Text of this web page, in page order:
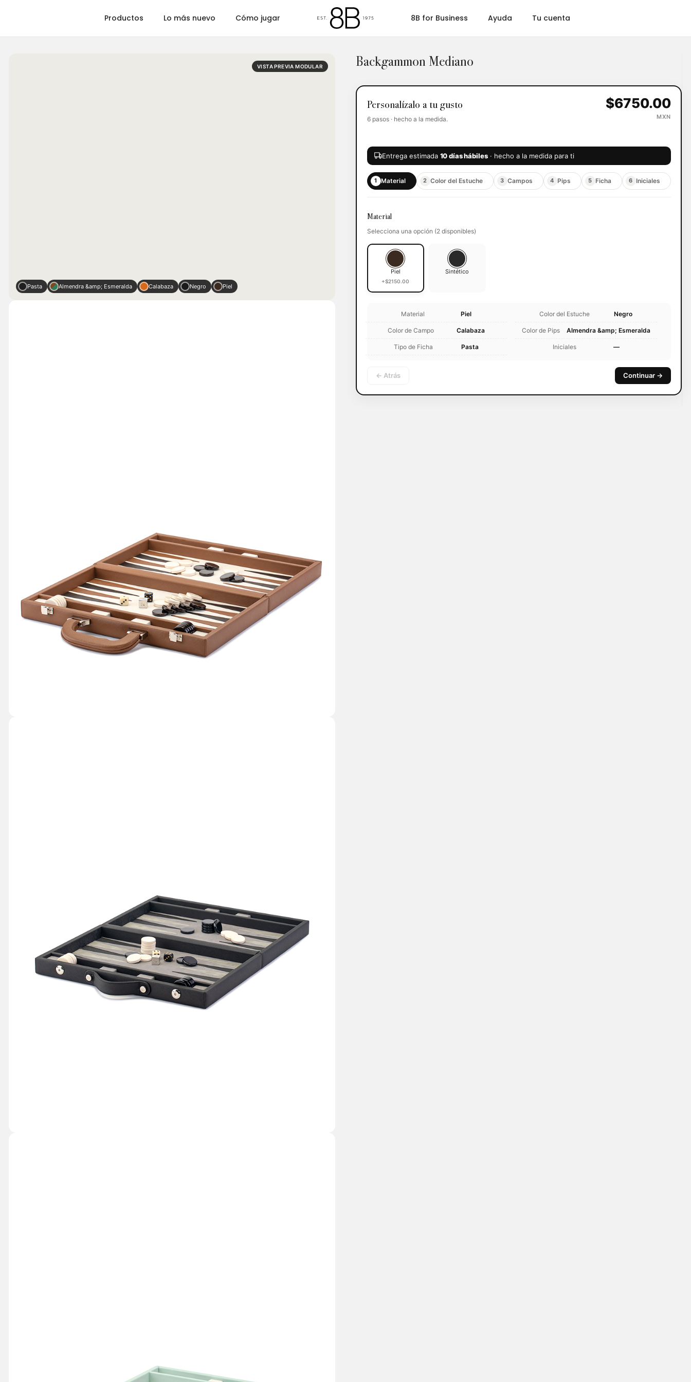
Productos
Rummy Barajas Casino Cubilete Fichero de póker
Lo más nuevo Cómo jugar 8B for Business Ayuda Tu cuenta
VISTA PREVIA MODULAR
Pasta Almendra &amp; Esmeralda Calabaza Negro Piel
Backgammon Mediano
Personalízalo a tu gusto
6 pasos · hecho a la medida.
$6750.00
MXN
Entrega estimada 10 días hábiles· hecho a la medida para ti
1 Material 2 Color del Estuche 3 Campos 4 Pips 5 Ficha 6 Iniciales
Material
Selecciona una opción (2 disponibles)
Piel
+$2150.00
Sintético
Material Piel Color del Estuche Negro
Color de Campo Calabaza Color de Pips Almendra &amp; Esmeralda
Tipo de Ficha Pasta Iniciales —
← Atrás Continuar →